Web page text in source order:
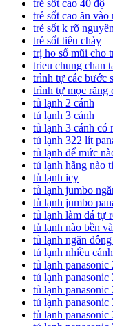
trẻ sốt cao 40 độ
trẻ sốt cao ăn vào
trẻ sốt k rõ
trẻ sốt tiêu chảy
trị ho sổ mũi cho
trieu chung chan
trình tự các bước
trình tự mọc răng
tủ lạnh 2 cánh
tủ lạnh 3 cánh
tủ lạnh 3 cánh có
tủ lạnh 322 lít
tủ lạnh để mức
tủ lạnh hãng nào
tủ lạnh icy
tủ lạnh jumbo
tủ lạnh jumbo
tủ lạnh làm đá tự
tủ lạnh nào bền
tủ lạnh ngăn
tủ lạnh nhiều cánh
tủ lạnh panasonic
tủ lạnh panasonic
tủ lạnh panasonic
tủ lạnh panasonic
tủ lạnh panasonic